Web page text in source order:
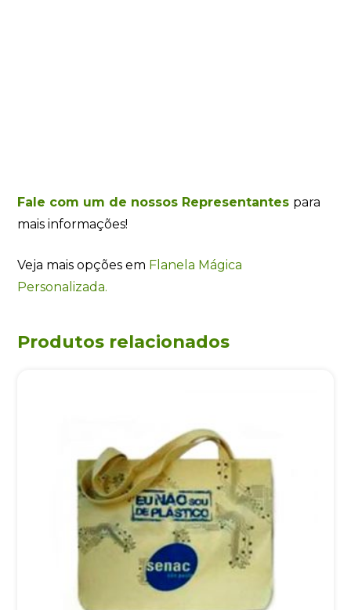
Fale com um de nossos Representantes para
mais informações!
Veja mais opções em Flanela Mágica
Personalizada.
Produtos relacionados